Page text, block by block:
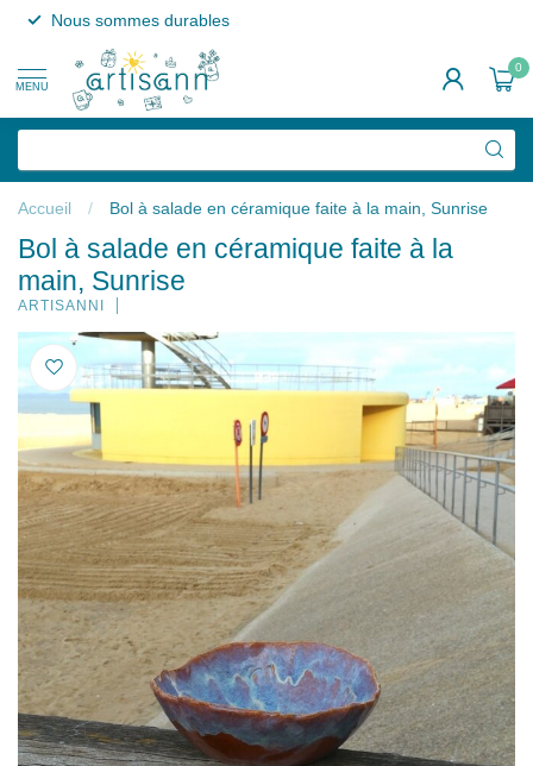
Nous sommes durables
MENU
0
Accueil / Bol à salade en céramique faite à la main, Sunrise
Bol à salade en céramique faite à la
main, Sunrise
ARTISANNI